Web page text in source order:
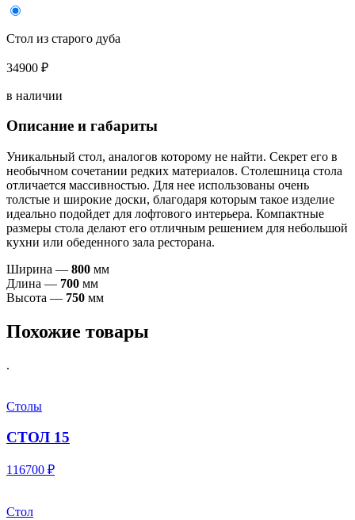
Стол из старого дуба
34900 ₽
в наличии
Описание и габариты
Уникальный стол, аналогов которому не найти. Секрет его в
необычном сочетании редких материалов. Столешница стола
отличается массивностью. Для нее использованы очень
толстые и широкие доски, благодаря которым такое изделие
идеально подойдет для лофтового интерьера. Компактные
размеры стола делают его отличным решением для небольшой
кухни или обеденного зала ресторана.
Ширина — 800 мм
Длина — 700 мм
Высота — 750 мм
Похожие товары
.
Столы
СТОЛ 15
116700 ₽
Стол